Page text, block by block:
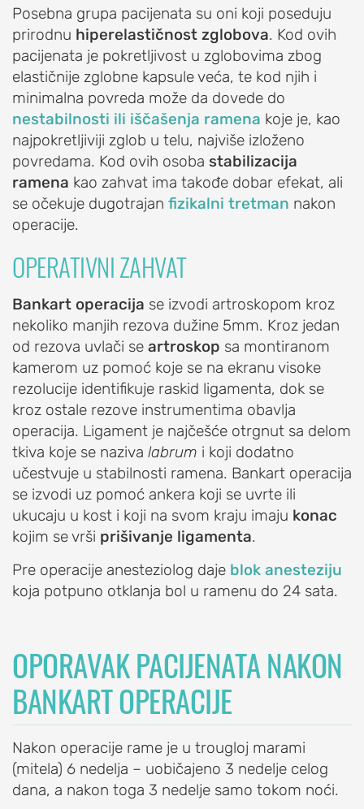
RAME
POVREDE
I
OBOLJENJA
RAMENA
Sindrom
bolnog
ramena
(impindžment,
Smrznuto
(ukočeno
rame,
adhezivni
kapsulitis)
Nestabilnost
ramena
(iščašenje
ramena)
Prelom
ramena
Raskid
rotatorne
manžetne
duge
glave
bicepsa
ramena
(okoštavanje
ramena)
Posebna grupa pacijenata su oni koji poseduju
prirodnu hiperelastičnost zglobova. Kod ovih
pacijenata je pokretljivost u zglobovima zbog
elastičnije zglobne kapsule veća, te kod njih i
minimalna povreda može da dovede do
nestabilnosti ili iščašenja ramena koje je, kao
najpokretljiviji zglob u telu, najviše izloženo
povredama. Kod ovih osoba stabilizacija
ramena kao zahvat ima takođe dobar efekat, ali
se očekuje dugotrajan fizikalni tretman nakon
operacije.
OPERATIVNI ZAHVAT
Bankart operacija se izvodi artroskopom kroz
nekoliko manjih rezova dužine 5mm. Kroz jedan
od rezova uvlači se artroskop sa montiranom
kamerom uz pomoć koje se na ekranu visoke
rezolucije identifikuje raskid ligamenta, dok se
kroz ostale rezove instrumentima obavlja
operacija. Ligament je najčešće otrgnut sa delom
tkiva koje se naziva labrum i koji dodatno
učestvuje u stabilnosti ramena. Bankart operacija
se izvodi uz pomoć ankera koji se uvrte ili
ukucaju u kost i koji na svom kraju imaju konac
kojim se vrši prišivanje ligamenta.
Pre operacije anesteziolog daje blok anesteziju
koja potpuno otklanja bol u ramenu do 24 sata.
OPORAVAK PACIJENATA NAKON
BANKART OPERACIJE
Nakon operacije rame je u trougloj marami
(mitela) 6 nedelja – uobičajeno 3 nedelje celog
dana, a nakon toga 3 nedelje samo tokom noći.